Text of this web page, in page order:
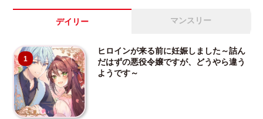
デイリー マンスリー
1
ヒロインが来る前に妊娠しました～詰ん
だはずの悪役令嬢ですが、どうやら違う
ようです～